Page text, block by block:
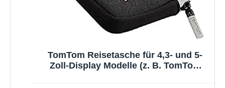
TomTom Reisetasche für 4,3- und 5-
Zoll-Display Modelle (z. B. TomTom